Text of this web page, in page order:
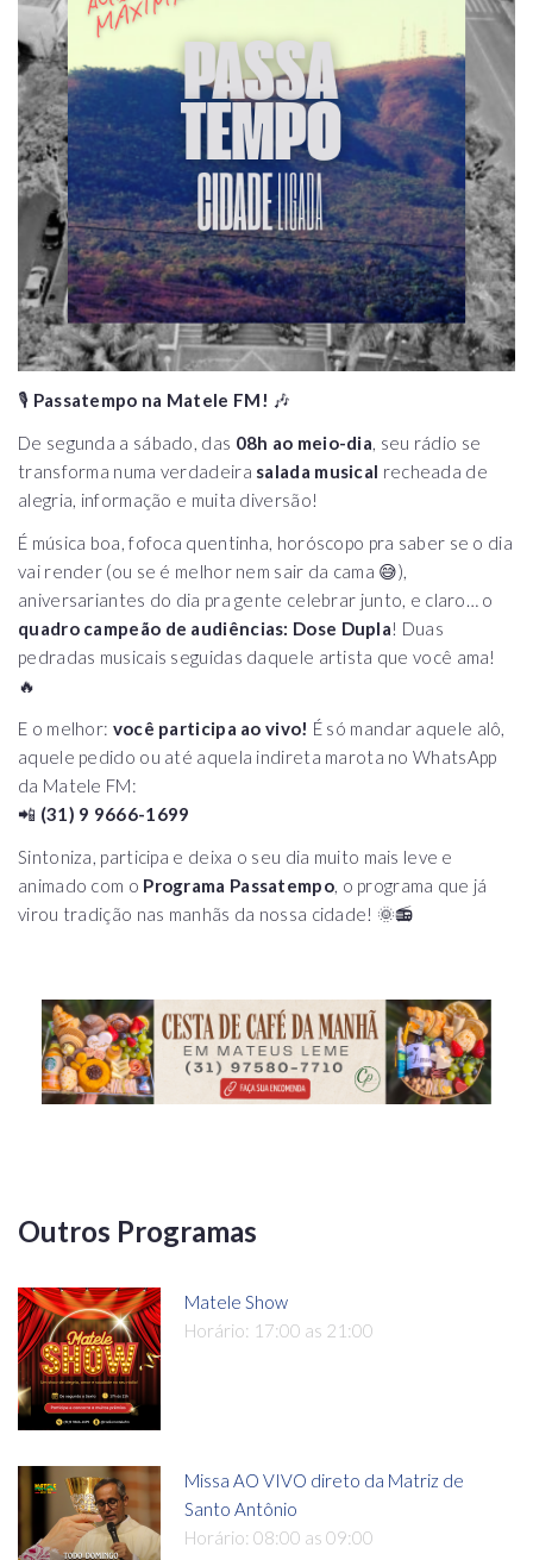
🎙️ Passatempo na Matele FM! 🎶
De segunda a sábado, das 08h ao meio-dia, seu rádio se
transforma numa verdadeira salada musical recheada de
alegria, informação e muita diversão!
É música boa, fofoca quentinha, horóscopo pra saber se o dia
vai render (ou se é melhor nem sair da cama 😅),
aniversariantes do dia pra gente celebrar junto, e claro… o
quadro campeão de audiências: Dose Dupla! Duas
pedradas musicais seguidas daquele artista que você ama!
🔥
E o melhor: você participa ao vivo! É só mandar aquele alô,
aquele pedido ou até aquela indireta marota no WhatsApp
da Matele FM:
📲 (31) 9 9666-1699
Sintoniza, participa e deixa o seu dia muito mais leve e
animado com o Programa Passatempo, o programa que já
virou tradição nas manhãs da nossa cidade! 🌞📻
Outros Programas
Matele Show
Horário: 17:00 as 21:00
Missa AO VIVO direto da Matriz de
Santo Antônio
Horário: 08:00 as 09:00